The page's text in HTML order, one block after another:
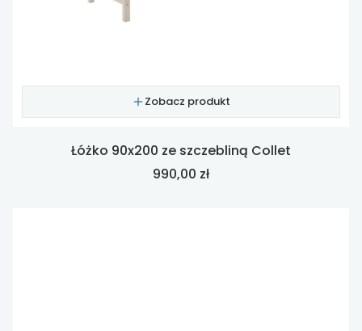
Zobacz produkt
Łóżko 90x200 ze szczebliną Collet
Cena
990,00 zł